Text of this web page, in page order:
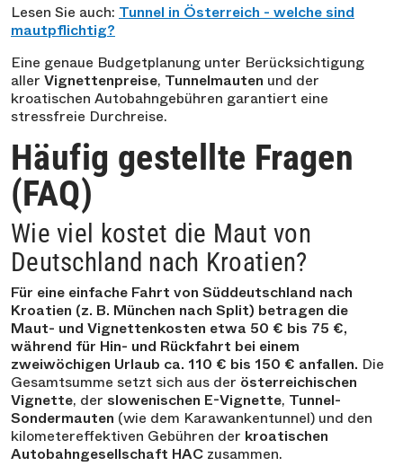
Lesen Sie auch: Tunnel in Österreich - welche sind
mautpflichtig?
Eine genaue Budgetplanung unter Berücksichtigung
aller Vignettenpreise, Tunnelmauten und der
kroatischen Autobahngebühren garantiert eine
stressfreie Durchreise.
Häufig gestellte Fragen
(FAQ)
Wie viel kostet die Maut von
Deutschland nach Kroatien?
Für eine einfache Fahrt von Süddeutschland nach
Kroatien (z. B. München nach Split) betragen die
Maut- und Vignettenkosten etwa 50 € bis 75 €,
während für Hin- und Rückfahrt bei einem
zweiwöchigen Urlaub ca. 110 € bis 150 € anfallen. Die
Gesamtsumme setzt sich aus der österreichischen
Vignette, der slowenischen E-Vignette, Tunnel-
Sondermauten (wie dem Karawankentunnel) und den
kilometereffektiven Gebühren der kroatischen
Autobahngesellschaft HAC zusammen.